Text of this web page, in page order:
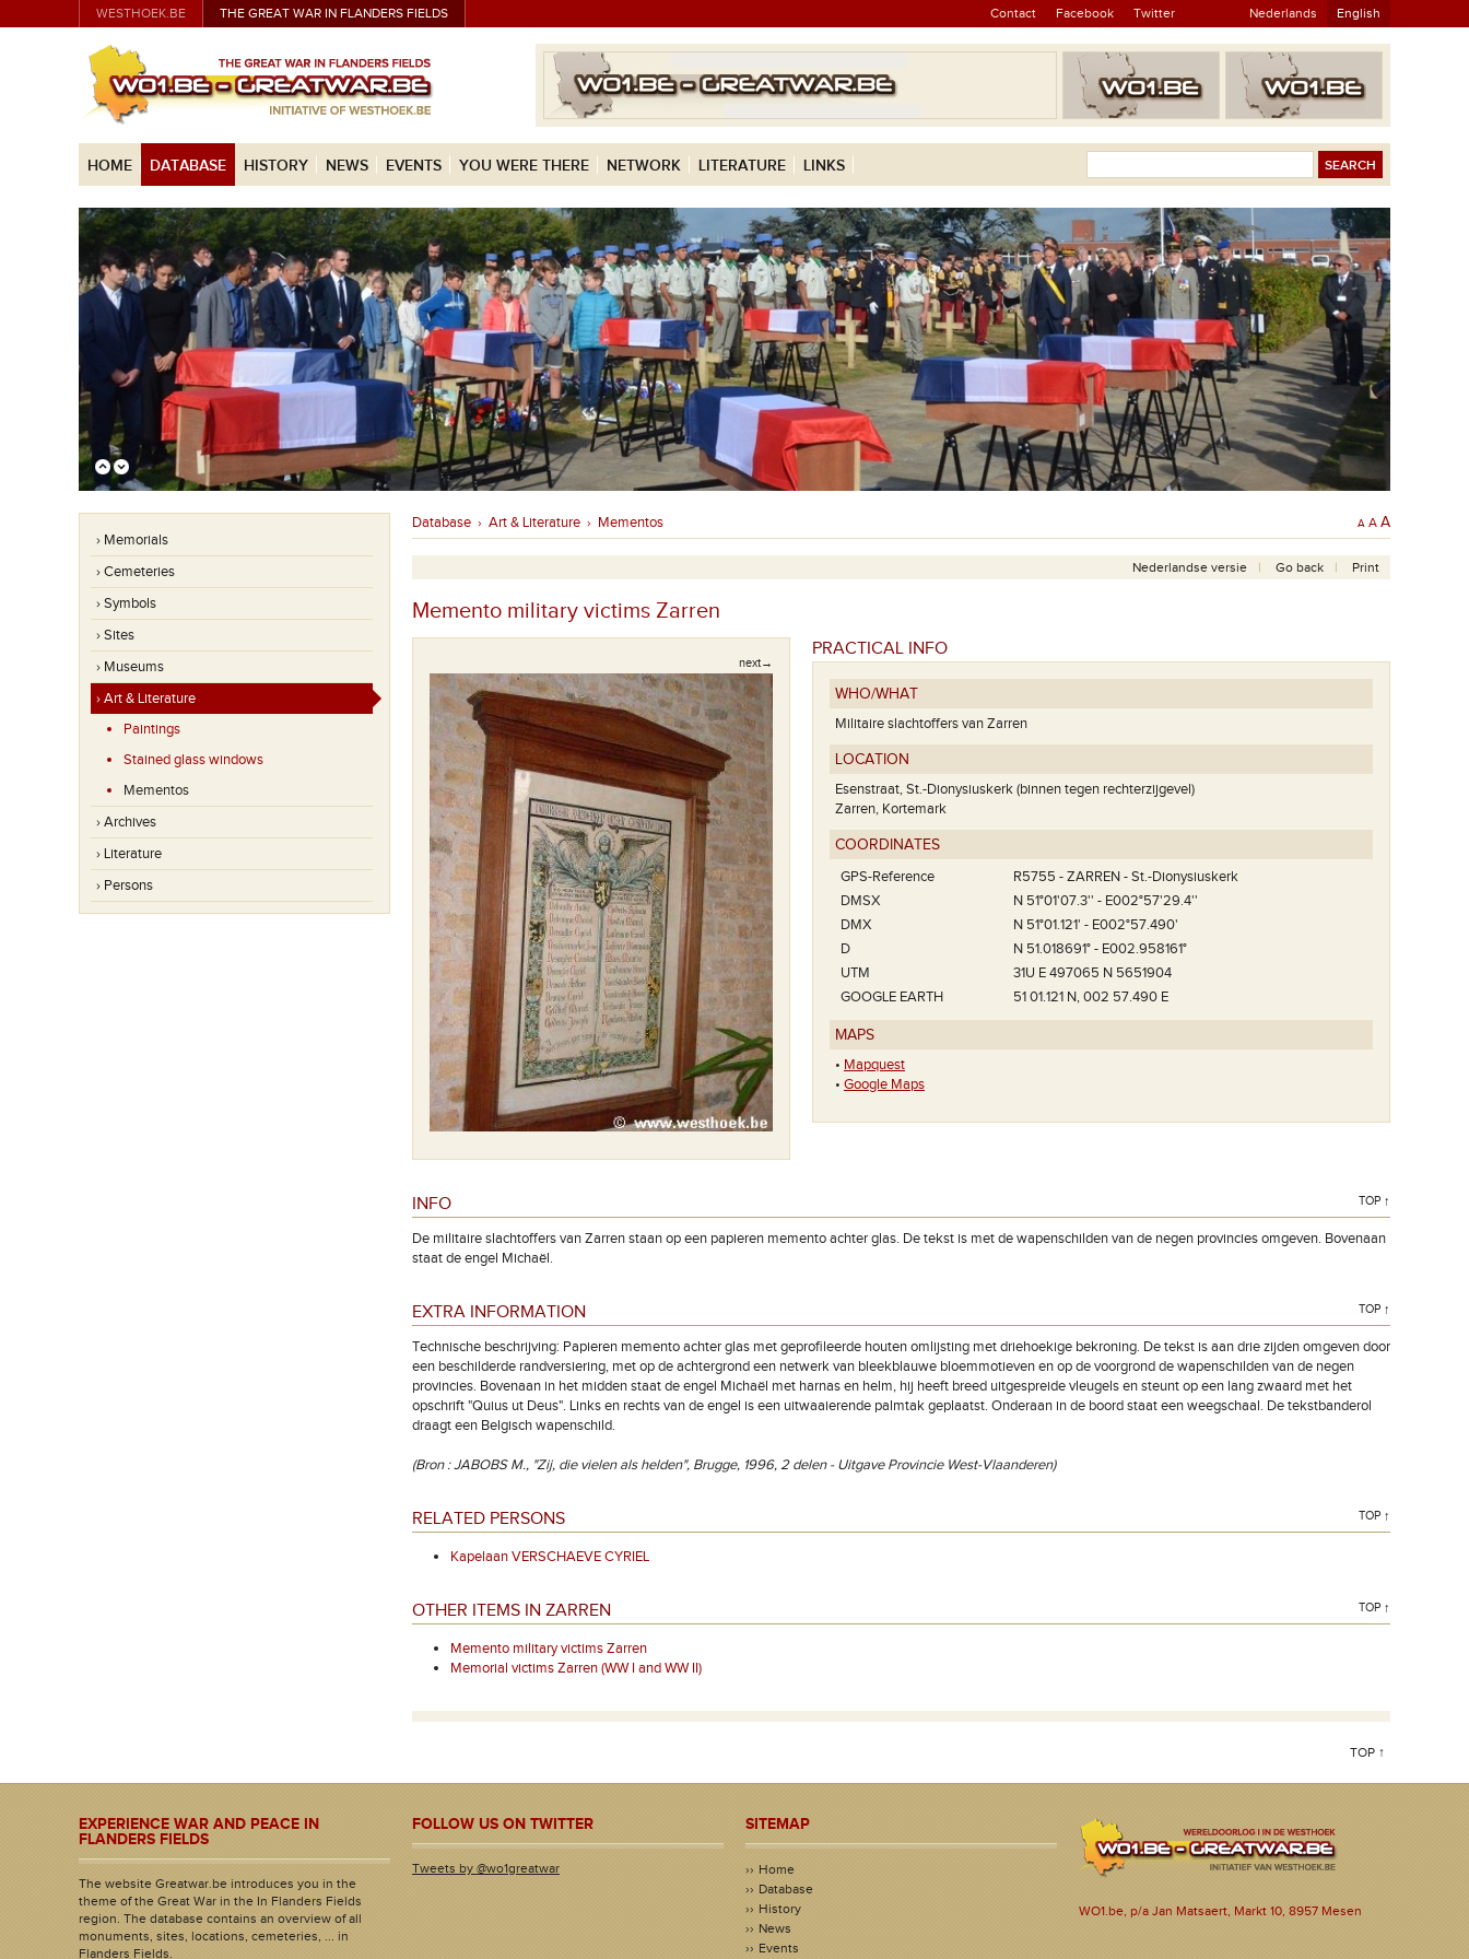
WESTHOEK.BE THE GREAT WAR IN FLANDERS FIELDS Contact Facebook Twitter Nederlands English
HOME DATABASE HISTORY NEWS EVENTS YOU WERE THERE NETWORK LITERATURE LINKS
› Memorials
› Cemeteries
› Symbols
› Sites
› Museums
› Art & Literature
Paintings
Stained glass windows
Mementos
› Archives
› Literature
› Persons
Database › Art & Literature › Mementos A A A
Nederlandse versie Go back Print
Memento military victims Zarren
next→
Fragment van het memento.
De lijst met gesneuvelde soldaten.
PRACTICAL INFO
WHO/WHAT
Militaire slachtoffers van Zarren
LOCATION
Esenstraat, St.-Dionysiuskerk (binnen tegen rechterzijgevel)
Zarren, Kortemark
COORDINATES
GPS-Reference
R5755 - ZARREN - St.-Dionysiuskerk
DMSX
N 51°01'07.3'' - E002°57'29.4''
DMX
N 51°01.121' - E002°57.490'
D
N 51.018691° - E002.958161°
UTM
31U E 497065 N 5651904
GOOGLE EARTH
51 01.121 N, 002 57.490 E
MAPS
• Mapquest
• Google Maps
INFO TOP ↑
De militaire slachtoffers van Zarren staan op een papieren memento achter glas. De tekst is met de wapenschilden van de negen provincies omgeven. Bovenaan
staat de engel Michaël.
EXTRA INFORMATION TOP ↑
Technische beschrijving: Papieren memento achter glas met geprofileerde houten omlijsting met driehoekige bekroning. De tekst is aan drie zijden omgeven door
een beschilderde randversiering, met op de achtergrond een netwerk van bleekblauwe bloemmotieven en op de voorgrond de wapenschilden van de negen
provincies. Bovenaan in het midden staat de engel Michaël met harnas en helm, hij heeft breed uitgespreide vleugels en steunt op een lang zwaard met het
opschrift "Quius ut Deus". Links en rechts van de engel is een uitwaaierende palmtak geplaatst. Onderaan in de boord staat een weegschaal. De tekstbanderol
draagt een Belgisch wapenschild.
(Bron : JABOBS M., "Zij, die vielen als helden", Brugge, 1996, 2 delen - Uitgave Provincie West-Vlaanderen)
RELATED PERSONS TOP ↑
Kapelaan VERSCHAEVE CYRIEL
OTHER ITEMS IN ZARREN TOP ↑
Memento military victims Zarren
Memorial victims Zarren (WW I and WW II)
TOP ↑
EXPERIENCE WAR AND PEACE IN
FLANDERS FIELDS
The website Greatwar.be introduces you in the
theme of the Great War in the In Flanders Fields
region. The database contains an overview of all
monuments, sites, locations, cemeteries, ... in
Flanders Fields.
FOLLOW US ON TWITTER
Tweets by @wo1greatwar
SITEMAP
Home
Database
History
News
Events
WO1.be, p/a Jan Matsaert, Markt 10, 8957 Mesen